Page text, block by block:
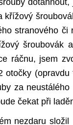
křížový
stranového či
šroubovák
ráčnu, jsem
otočky
za
čekat při
nezdaru